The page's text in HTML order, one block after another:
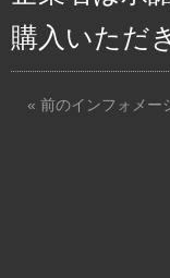
購入いただ
« 前のインフォメー